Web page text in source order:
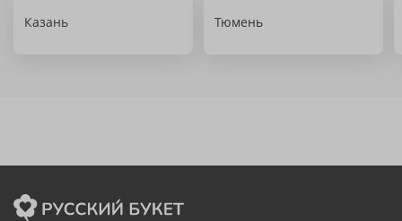
Казань Тюмень